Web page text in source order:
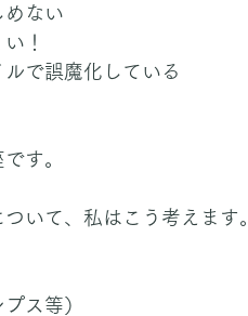
めない
！
で誤魔化している
す。
いて、私はこう考えます。
ス等）